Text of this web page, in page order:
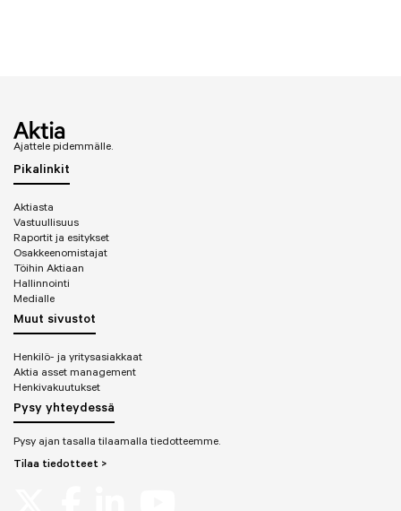
Ajattele pidemmälle.
Pikalinkit
Aktiasta
Vastuullisuus
Raportit ja esitykset
Osakkeenomistajat
Töihin Aktiaan
Hallinnointi
Medialle
Muut sivustot
Henkilö- ja yritysasiakkaat
Aktia asset management
Henkivakuutukset
Pysy yhteydessä
Pysy ajan tasalla tilaamalla tiedotteemme.
Tilaa tiedotteet >